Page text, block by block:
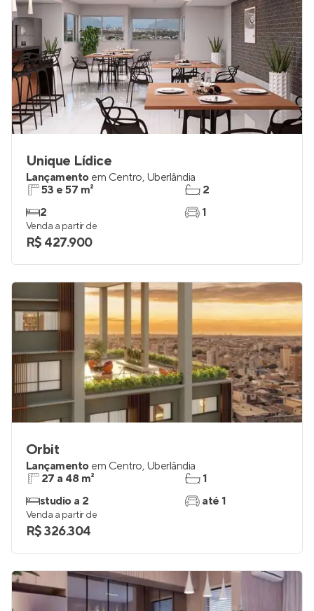
Unique Lídice
Lançamento em Centro, Uberlândia
53 e 57 m²
2
2
1
Venda a partir de
R$ 427.900
Orbit
Lançamento em Centro, Uberlândia
27 a 48 m²
studio a 2
1
até 1
Venda a partir de
R$ 326.304